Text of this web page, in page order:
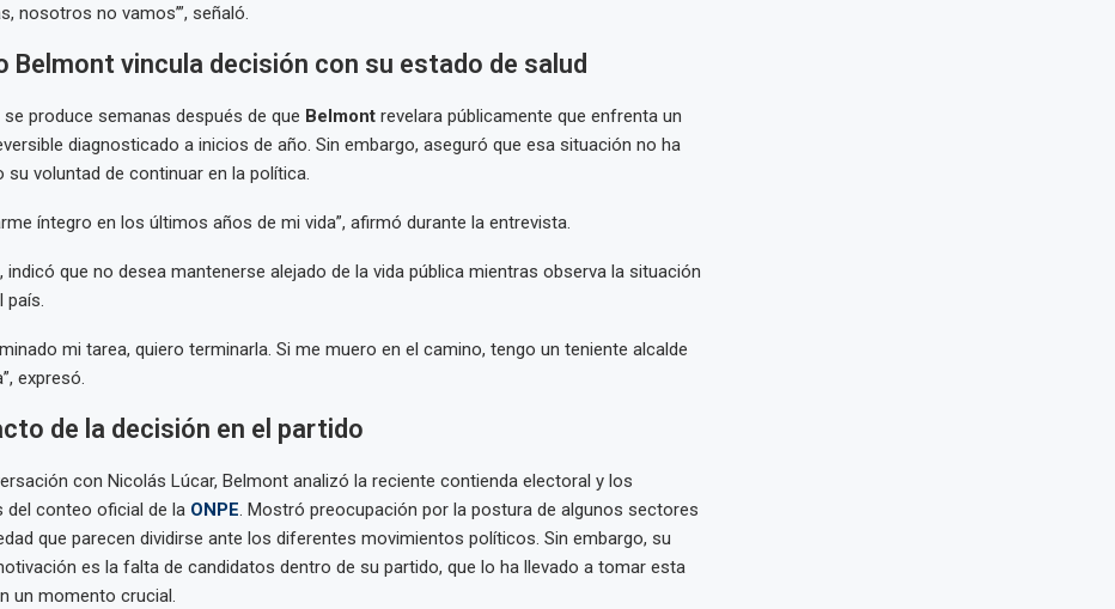
nosotros no vamos’”, señaló.
Belmont vincula decisión con su estado de salud
se produce semanas después de que Belmontrevelara públicamente que enfrenta un
diagnosticado a inicios de año. Sin embargo, aseguró que esa situación no ha
su voluntad de continuar en la política.
íntegro en los últimos años de mi vida”, afirmó durante la entrevista.
indicó que no desea mantenerse alejado de la vida pública mientras observa la situación
país.
mi tarea, quiero terminarla. Si me muero en el camino, tengo un teniente alcalde
expresó.
de la decisión en el partido
con Nicolás Lúcar, Belmont analizó la reciente contienda electoral y los
del conteo oficial de la ONPE. Mostró preocupación por la postura de algunos sectores
que parecen dividirse ante los diferentes movimientos políticos. Sin embargo, su
es la falta de candidatos dentro de su partido, que lo ha llevado a tomar esta
un momento crucial.